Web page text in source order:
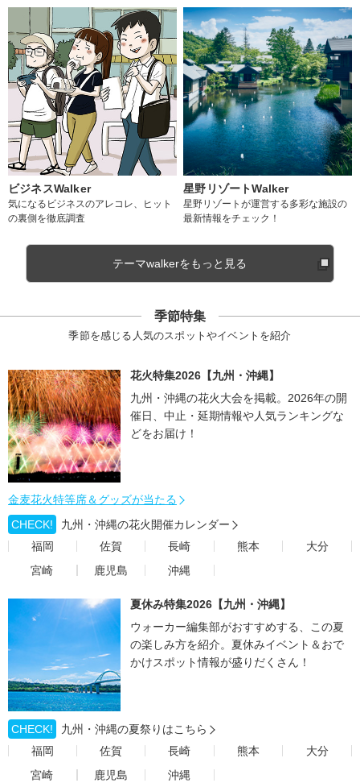
ビジネスWalker
気になるビジネスのアレコレ、ヒット
の裏側を徹底調査
星野リゾートWalker
星野リゾートが運営する多彩な施設の
最新情報をチェック！
テーマwalkerをもっと見る
季節特集
季節を感じる人気のスポットやイベントを紹介
花火特集2026【九州・沖縄】
九州・沖縄の花火大会を掲載。2026年の開
催日、中止・延期情報や人気ランキングな
どをお届け！
金麦花火特等席＆グッズが当たる
CHECK!
九州・沖縄の花火開催カレンダー
福岡
佐賀 長崎 熊本
大分
宮崎
鹿児島 沖縄
夏休み特集2026【九州・沖縄】
ウォーカー編集部がおすすめする、この夏
の楽しみ方を紹介。夏休みイベント＆おで
かけスポット情報が盛りだくさん！
CHECK!
九州・沖縄の夏祭りはこちら
福岡
佐賀 長崎 熊本
大分
宮崎
鹿児島 沖縄